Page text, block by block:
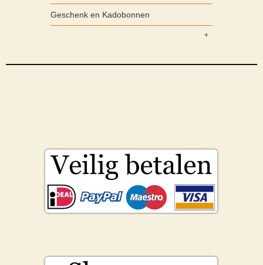
Geschenk en Kadobonnen